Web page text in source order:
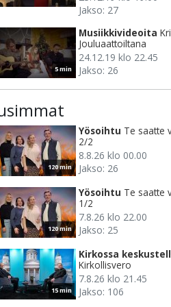
Jakso: 27
5 min
Musiikkivideoita
Jouluaattoiltana
24.12.19 klo 22.45
Jakso: 26
120 min
Yösoihtu Te saatte
2/2
8.8.26 klo 00.00
Jakso: 26
120 min
Yösoihtu Te saatte
1/2
7.8.26 klo 22.00
Jakso: 25
15 min
Kirkossa
Kirkollisvero
7.8.26 klo 21.45
Jakso: 106